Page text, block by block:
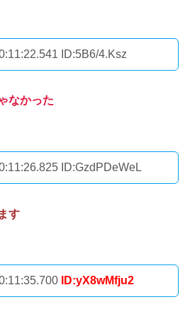
ID:5B6/4.Ksz
なかった
ID:GzdPDeWeL
す
ID:yX8wMfju2